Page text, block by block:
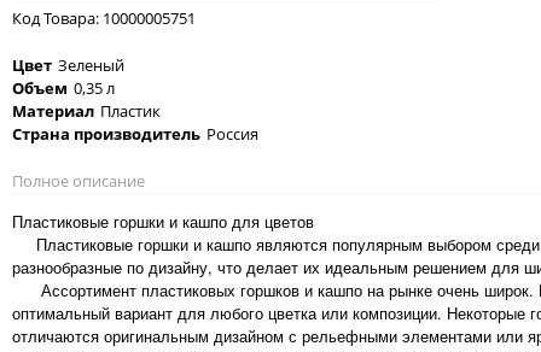
Код Товара: 10000005751
Цвет Зеленый
Объем 0,35 л
Материал Пластик
Страна производитель Россия
Полное описание
Пластиковые горшки и кашпо для цветов
Пластиковые горшки и кашпо являются популярным выбором
разнообразные по дизайну, что делает их идеальным решением для
Ассортимент пластиковых горшков и кашпо на рынке очень
оптимальный вариант для любого цветка или композиции.
отличаются оригинальным дизайном с рельефными элементами или